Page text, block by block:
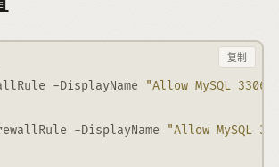
-DisplayName
"Allow MySQL 3306
-DisplayName "Allow MySQL
复制